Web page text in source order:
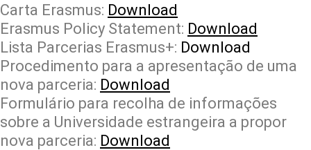
Carta Erasmus: Download
Erasmus Policy Statement: Download
Lista Parcerias Erasmus+: Download
Procedimento para a apresentação de uma
nova parceria: Download
Formulário para recolha de informações
sobre a Universidade estrangeira a propor
nova parceria: Download